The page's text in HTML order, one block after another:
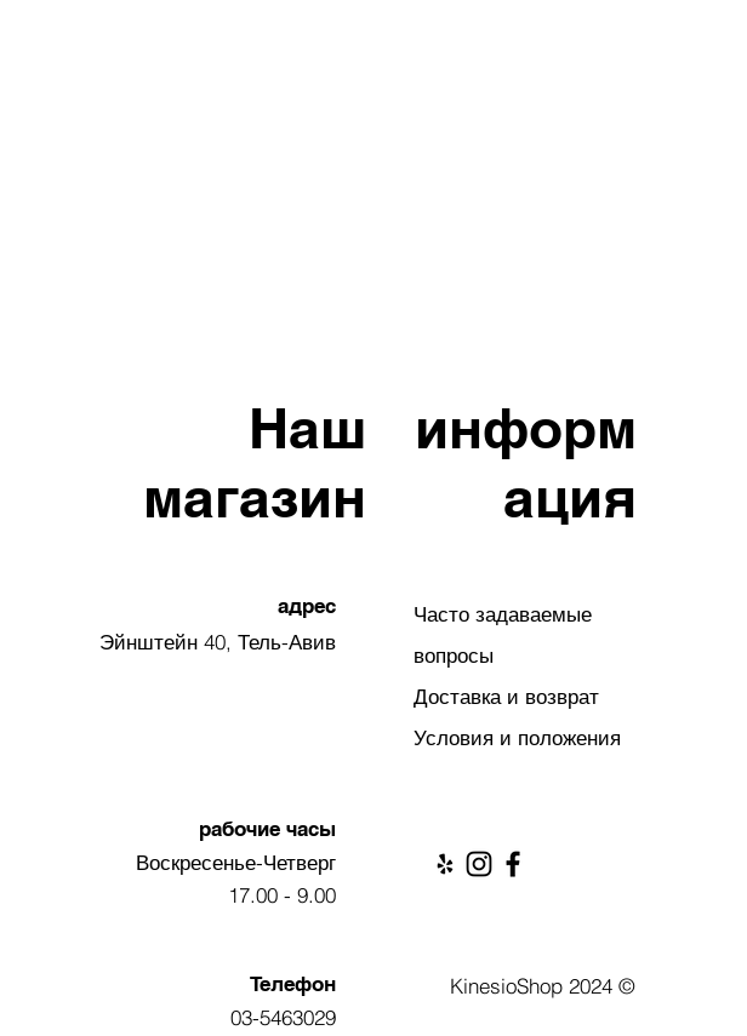
информ
ация
Наш
магазин
Часто задаваемые
вопросы
Доставка и возврат
Условия и положения
адрес
Эйнштейн 40, Тель-Авив
рабочие часы
Воскресенье-Четверг
9.00 - 17.00
© 2024 KinesioShop
Телефон
03-5463029